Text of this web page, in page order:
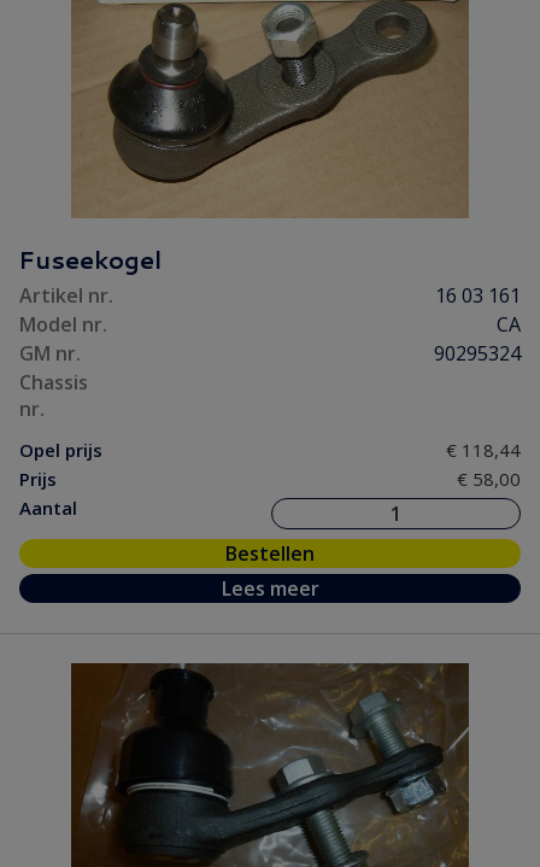
Fuseekogel
Artikel nr.
16 03 161
Model nr.
CA
GM nr.
90295324
Chassis
nr.
Opel prijs
€ 118,44
Prijs
€ 58,00
Aantal
Bestellen
Lees meer